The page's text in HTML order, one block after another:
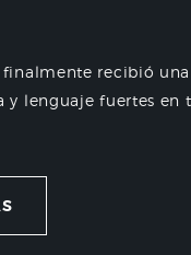
finalmente recibió
y lenguaje fuertes